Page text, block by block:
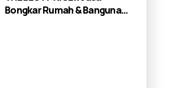
Bongkar Rumah & Bangunan